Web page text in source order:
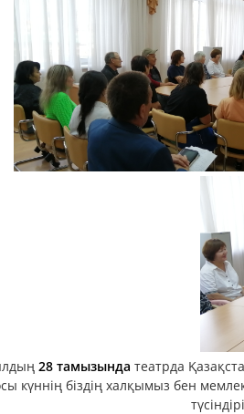
28 тамызында театрда
күннің біздің халқымыз бен